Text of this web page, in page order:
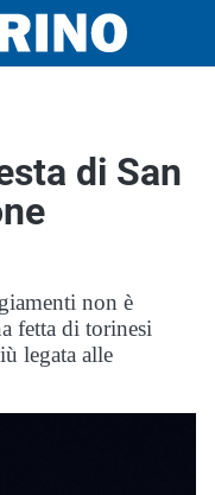
di San
non è
fetta di torinesi
legata alle